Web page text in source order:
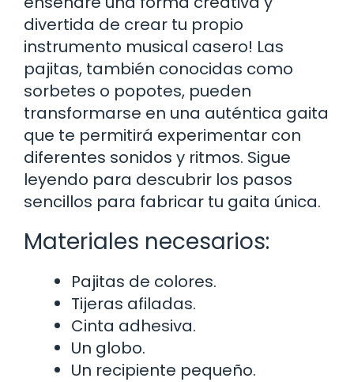
divertida de crear tu propio
instrumento musical casero! Las
pajitas, también conocidas como
sorbetes o popotes, pueden
transformarse en una auténtica gaita
que te permitirá experimentar con
diferentes sonidos y ritmos. Sigue
leyendo para descubrir los pasos
sencillos para fabricar tu gaita única.
Materiales necesarios:
Pajitas de colores.
Tijeras afiladas.
Cinta adhesiva.
Un globo.
Un recipiente pequeño.